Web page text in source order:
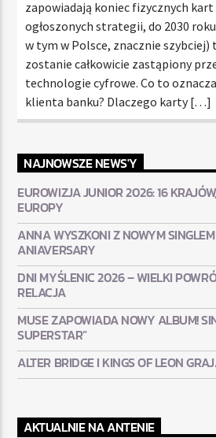
zapowiadają koniec fizycznych kart
ogłoszonych strategii, do 2030
w tym w Polsce, znacznie
zostanie całkowicie zastąpiony
technologie cyfrowe. Co to
klienta banku? Dlaczego karty […]
NAJNOWSZE NEWS'Y
EUROWIZJA JUNIOR 2026: 16
EUROPY
ANNA WYSZKONI Z NOWYM
ANIAVERSARY
DNI MYŚLENIC 2026 – WIELKI
RELACJA
MUSE ZAPOWIADA NOWY ALBUM!
SUPERSTAR”
ALTER BRIDGE I KINGS OF LEON
AKTUALNIE NA ANTENIE